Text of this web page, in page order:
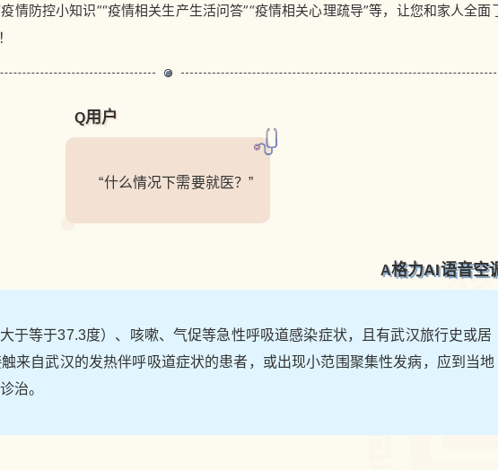
情防控小知识”“疫情相关生产生活问答”“疫情相关心理疏导”等，让您和家人全面
Q用户
“什么情况下需要就医？”
A格力AI语音空
于等于37.3度）、咳嗽、气促等急性呼吸道感染症状，且有武汉旅行史或居
来自武汉的发热伴呼吸道症状的患者，或出现小范围聚集性发病，应到当地
治。